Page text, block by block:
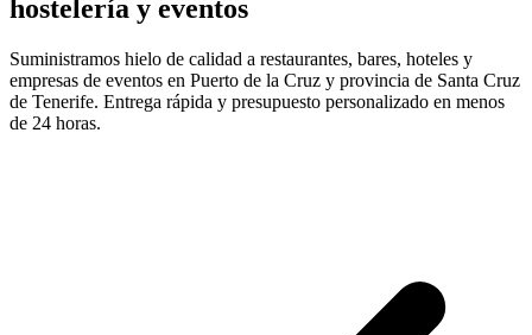
hostelería y eventos
Suministramos hielo de calidad a restaurantes, bares, hoteles y
empresas de eventos en Puerto de la Cruz y provincia de Santa Cruz
de Tenerife. Entrega rápida y presupuesto personalizado en menos
de 24 horas.